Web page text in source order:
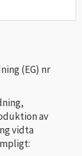
(EG) nr
av
vidta